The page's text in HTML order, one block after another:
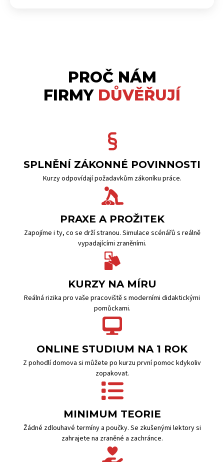
PROČ NÁM
FIRMYDŮVĚŘUJÍ
SPLNĚNÍ ZÁKONNÉ POVINNOSTI
Kurzy odpovídají požadavkům zákoníku práce.
PRAXE A PROŽITEK
Zapojíme i ty, co se drží stranou. Simulace scénářů s reálně
vypadajícími zraněními.
KURZY NA MÍRU
Reálná rizika pro vaše pracoviště s moderními didaktickými
pomůckami.
ONLINE STUDIUM NA 1 ROK
Z pohodlí domova si můžete po kurzu první pomoc kdykoliv
zopakovat.
MINIMUM TEORIE
Žádné zdlouhavé termíny a poučky. Se zkušenými lektory si
zahrajete na zraněné a zachránce.